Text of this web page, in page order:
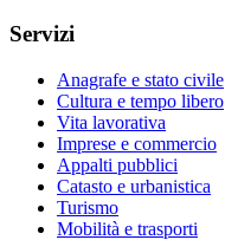
Servizi
Anagrafe e stato civile
Cultura e tempo libero
Vita lavorativa
Imprese e commercio
Appalti pubblici
Catasto e urbanistica
Turismo
Mobilità e trasporti